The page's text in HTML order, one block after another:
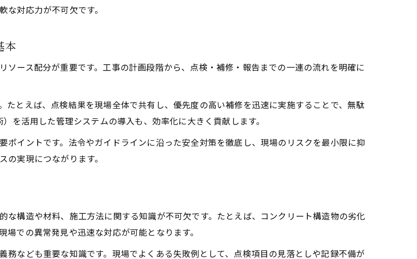
木工事で休みは取れるのか実態を解説
木工事メンテナンス現場の働き方改革動向
対応力が不可欠です。
本
ース配分が重要です。工事の計画段階から、点検・補修・報告までの一連の流れを明確に
とえば、点検結果を現場全体で共有し、優先度の高い補修を迅速に実施することで、無駄
を活用した管理システムの導入も、効率化に大きく貢献します。
ポイントです。法令やガイドラインに沿った安全対策を徹底し、現場のリスクを最小限に抑
実現につながります。
な構造や材料、施工方法に関する知識が不可欠です。たとえば、コンクリート構造物の劣化
での異常発見や迅速な対応が可能となります。
務なども重要な知識です。現場でよくある失敗例として、点検項目の見落としや記録不備が